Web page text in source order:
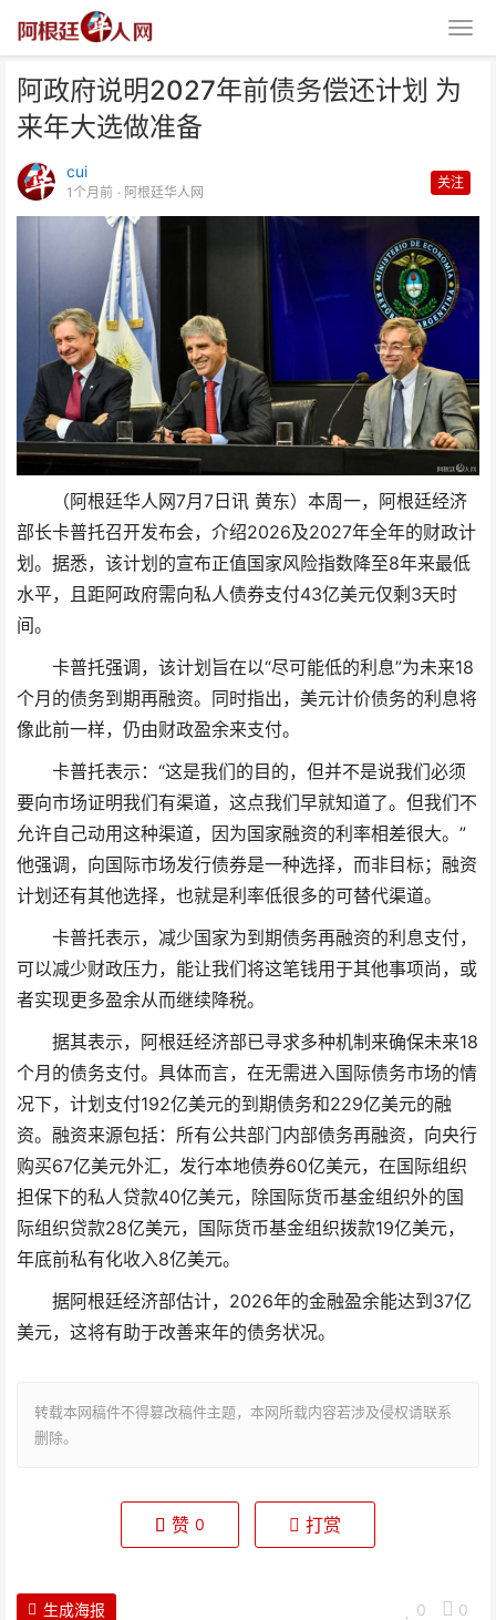
阿政府说明2027年前债务偿还计划 为
来年大选做准备
cui
1个月前 · 阿根廷华人网
关注
（阿根廷华人网7月7日讯 黄东）本周一，阿根廷经济
部长卡普托召开发布会，介绍2026及2027年全年的财政计
划。据悉，该计划的宣布正值国家风险指数降至8年来最低
水平，且距阿政府需向私人债券支付43亿美元仅剩3天时
间。
卡普托强调，该计划旨在以“尽可能低的利息”为未来18
个月的债务到期再融资。同时指出，美元计价债务的利息将
像此前一样，仍由财政盈余来支付。
卡普托表示：“这是我们的目的，但并不是说我们必须
要向市场证明我们有渠道，这点我们早就知道了。但我们不
允许自己动用这种渠道，因为国家融资的利率相差很大。”
他强调，向国际市场发行债券是一种选择，而非目标；融资
计划还有其他选择，也就是利率低很多的可替代渠道。
卡普托表示，减少国家为到期债务再融资的利息支付，
可以减少财政压力，能让我们将这笔钱用于其他事项尚，或
者实现更多盈余从而继续降税。
据其表示，阿根廷经济部已寻求多种机制来确保未来18
个月的债务支付。具体而言，在无需进入国际债务市场的情
况下，计划支付192亿美元的到期债务和229亿美元的融
资。融资来源包括：所有公共部门内部债务再融资，向央行
购买67亿美元外汇，发行本地债券60亿美元，在国际组织
担保下的私人贷款40亿美元，除国际货币基金组织外的国
际组织贷款28亿美元，国际货币基金组织拨款19亿美元，
年底前私有化收入8亿美元。
据阿根廷经济部估计，2026年的金融盈余能达到37亿
美元，这将有助于改善来年的债务状况。
转载本网稿件不得篡改稿件主题，本网所载内容若涉及侵权请联系
删除。
阿政府说明2027年前债务偿还计
划 为来年大选做准备
赞 0 打赏
0 0
生成海报